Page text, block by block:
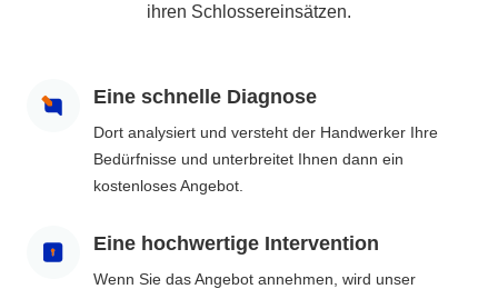
ihren Schlossereinsätzen.
Eine schnelle Diagnose
Dort analysiert und versteht der Handwerker Ihre
Bedürfnisse und unterbreitet Ihnen dann ein
kostenloses Angebot.
Eine hochwertige Intervention
Wenn Sie das Angebot annehmen, wird unser